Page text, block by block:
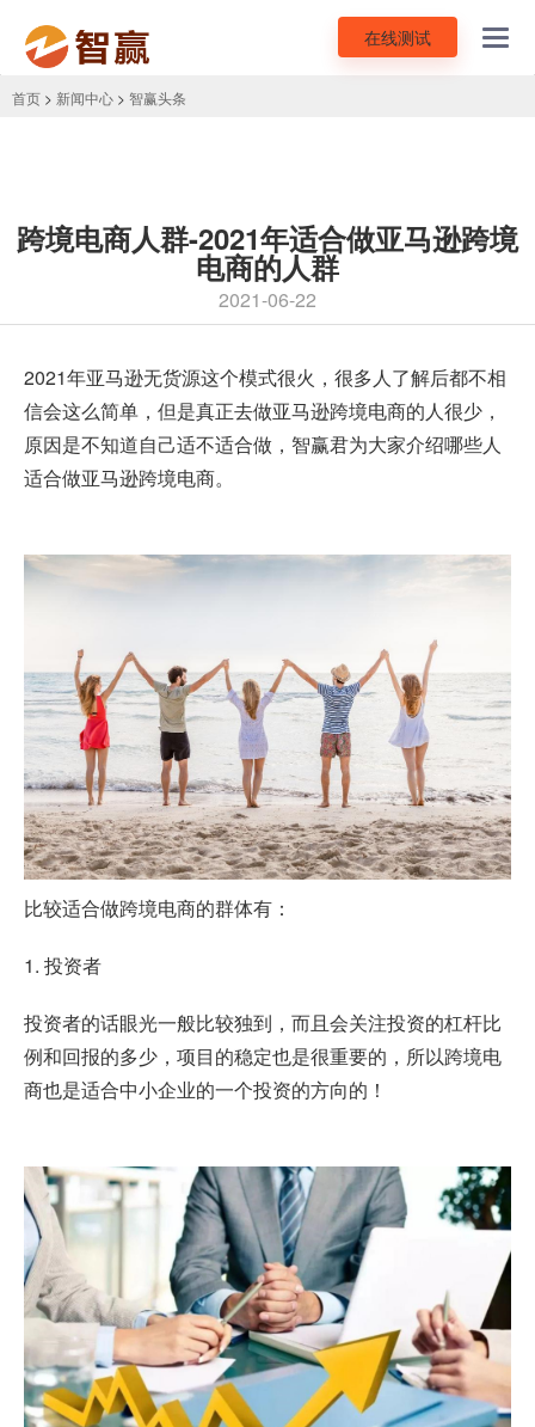
在线测试
首页 > 新闻中心 > 智赢头条
跨境电商人群-2021年适合做亚马逊跨境
电商的人群
2021-06-22
2021年亚马逊无货源这个模式很火，很多人了解后都不相
信会这么简单，但是真正去做亚马逊跨境电商的人很少，
原因是不知道自己适不适合做，智赢君为大家介绍哪些人
适合做亚马逊跨境电商。
比较适合做跨境电商的群体有：
1. 投资者
投资者的话眼光一般比较独到，而且会关注投资的杠杆比
例和回报的多少，项目的稳定也是很重要的，所以跨境电
商也是适合中小企业的一个投资的方向的！